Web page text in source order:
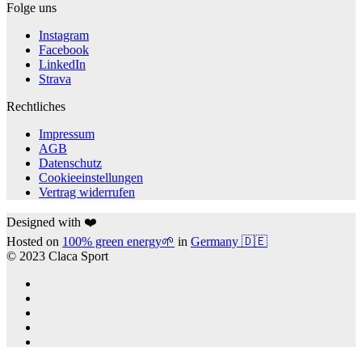
Folge uns
Instagram
Facebook
LinkedIn
Strava
Rechtliches
Impressum
AGB
Datenschutz
Cookieeinstellungen
Vertrag widerrufen
Designed with ❤️
Hosted on 100% green energy🌱 in Germany 🇩🇪
© 2023 Claca Sport